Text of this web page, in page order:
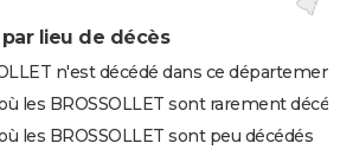
par lieu de décès
n'est décédé dans ce département
les BROSSOLLET sont rarement
les BROSSOLLET sont peu décédés